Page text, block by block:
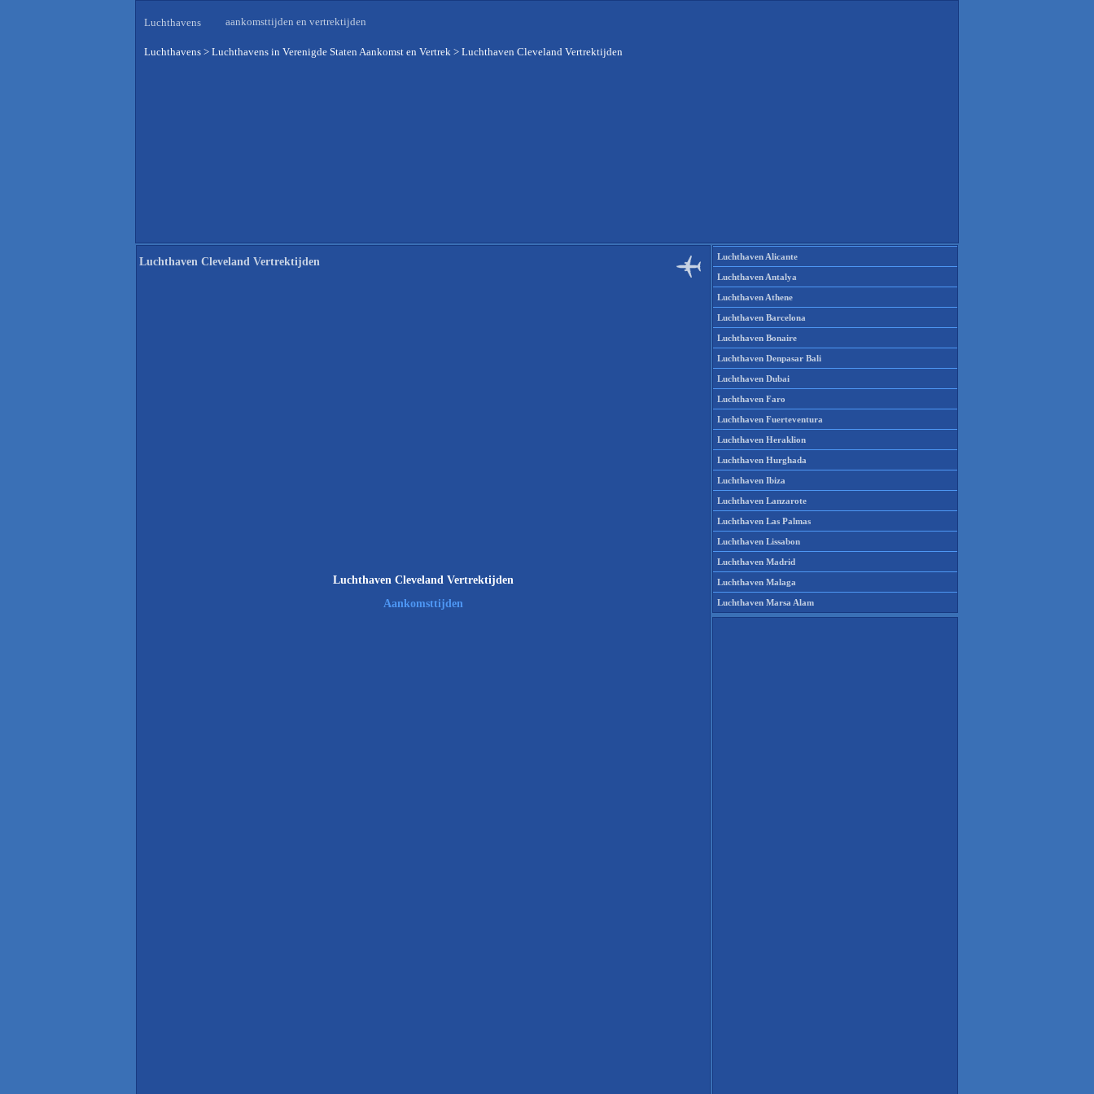
Luchthavens aankomsttijden en vertrektijden
Luchthavens > Luchthavens in Verenigde Staten Aankomst en Vertrek > Luchthaven Cleveland Vertrektijden
Luchthaven Cleveland Vertrektijden
Luchthaven Cleveland Vertrektijden
Aankomsttijden
Luchthaven Alicante
Luchthaven Antalya
Luchthaven Athene
Luchthaven Barcelona
Luchthaven Bonaire
Luchthaven Denpasar Bali
Luchthaven Dubai
Luchthaven Faro
Luchthaven Fuerteventura
Luchthaven Heraklion
Luchthaven Hurghada
Luchthaven Ibiza
Luchthaven Lanzarote
Luchthaven Las Palmas
Luchthaven Lissabon
Luchthaven Madrid
Luchthaven Malaga
Luchthaven Marsa Alam